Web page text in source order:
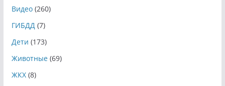
Видео(260)
ГИБДД(7)
Дети (173)
Животные(69)
ЖКХ(8)